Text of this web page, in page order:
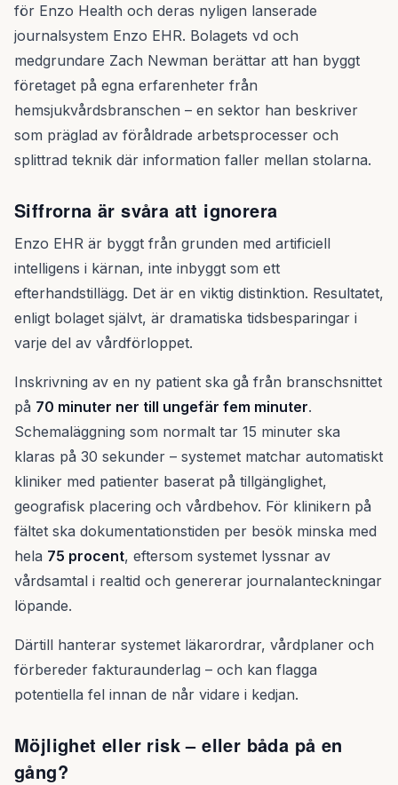
för Enzo Health och deras nyligen lanserade
journalsystem Enzo EHR. Bolagets vd och
medgrundare Zach Newman berättar att han byggt
företaget på egna erfarenheter från
hemsjukvårdsbranschen – en sektor han beskriver
som präglad av föråldrade arbetsprocesser och
splittrad teknik där information faller mellan stolarna.
Siffrorna är svåra att ignorera
Enzo EHR är byggt från grunden med artificiell
intelligens i kärnan, inte inbyggt som ett
efterhandstillägg. Det är en viktig distinktion. Resultatet,
enligt bolaget självt, är dramatiska tidsbesparingar i
varje del av vårdförloppet.
Inskrivning av en ny patient ska gå från branschsnittet
på 70 minuter ner till ungefär fem minuter.
Schemaläggning som normalt tar 15 minuter ska
klaras på 30 sekunder – systemet matchar automatiskt
kliniker med patienter baserat på tillgänglighet,
geografisk placering och vårdbehov. För klinikern på
fältet ska dokumentationstiden per besök minska med
hela 75 procent, eftersom systemet lyssnar av
vårdsamtal i realtid och genererar journalanteckningar
löpande.
Därtill hanterar systemet läkarordrar, vårdplaner och
förbereder fakturaunderlag – och kan flagga
potentiella fel innan de når vidare i kedjan.
Möjlighet eller risk – eller båda på en
gång?